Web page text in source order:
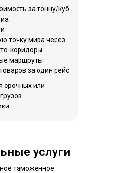
за тонну/куб
точку мира через
коридоры
маршруты
за один рейс
срочных или
таможенное
услуги